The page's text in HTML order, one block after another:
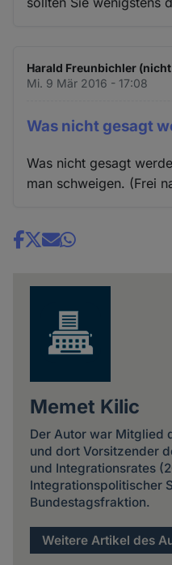
Harald Freunbichler
Mi. 9 Mär 2016 - 17:08
Was nicht gesagt
Was nicht gesagt
man schweigen. (Frei
Share
Memet Kilic
Der Autor war Mitglied
und dort Vorsitzender
und Integrationsrates
Integrationspolitischer
Bundestagsfraktion.
Weitere Artikel des